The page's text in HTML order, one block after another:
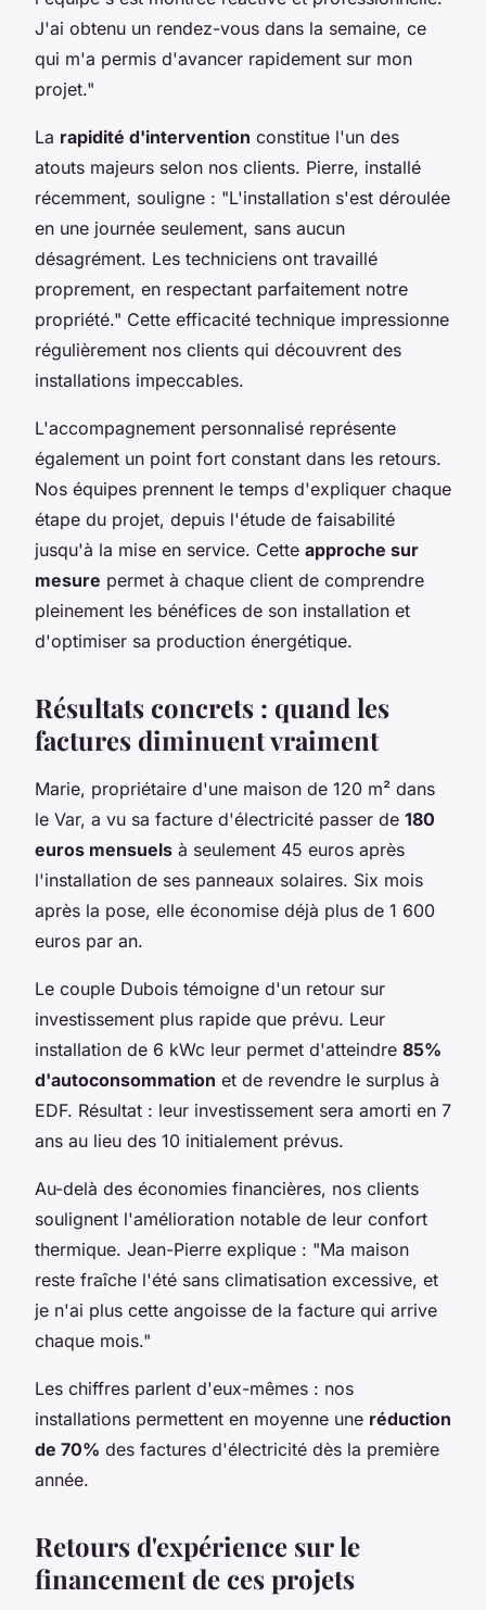
J'ai obtenu un rendez-vous dans la semaine, ce
qui m'a permis d'avancer rapidement sur mon
projet."
La rapidité d'intervention constitue l'un des
atouts majeurs selon nos clients. Pierre, installé
récemment, souligne : "L'installation s'est déroulée
en une journée seulement, sans aucun
désagrément. Les techniciens ont travaillé
proprement, en respectant parfaitement notre
propriété." Cette efficacité technique impressionne
régulièrement nos clients qui découvrent des
installations impeccables.
L'accompagnement personnalisé représente
également un point fort constant dans les retours.
Nos équipes prennent le temps d'expliquer chaque
étape du projet, depuis l'étude de faisabilité
jusqu'à la mise en service. Cette approche sur
mesure permet à chaque client de comprendre
pleinement les bénéfices de son installation et
d'optimiser sa production énergétique.
Résultats concrets : quand les
factures diminuent vraiment
Marie, propriétaire d'une maison de 120 m² dans
le Var, a vu sa facture d'électricité passer de 180
euros mensuels à seulement 45 euros après
l'installation de ses panneaux solaires. Six mois
après la pose, elle économise déjà plus de 1 600
euros par an.
Le couple Dubois témoigne d'un retour sur
investissement plus rapide que prévu. Leur
installation de 6 kWc leur permet d'atteindre 85%
d'autoconsommation et de revendre le surplus à
EDF. Résultat : leur investissement sera amorti en 7
ans au lieu des 10 initialement prévus.
Au-delà des économies financières, nos clients
soulignent l'amélioration notable de leur confort
thermique. Jean-Pierre explique : "Ma maison
reste fraîche l'été sans climatisation excessive, et
je n'ai plus cette angoisse de la facture qui arrive
chaque mois."
Les chiffres parlent d'eux-mêmes : nos
installations permettent en moyenne une réduction
de 70% des factures d'électricité dès la première
année.
Retours d'expérience sur le
financement de ces projets